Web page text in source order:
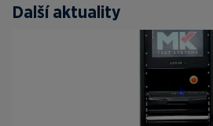
Další aktuality